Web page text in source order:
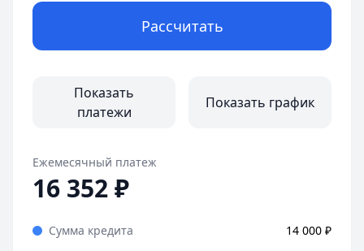
Рассчитать
Показать
платежи
Показать график
Ежемесячный платеж
16 352₽
Сумма кредита 14 000 ₽